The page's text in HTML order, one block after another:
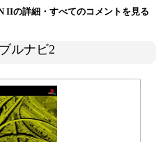
IIの詳細・すべてのコメントを見る
ルナビ2